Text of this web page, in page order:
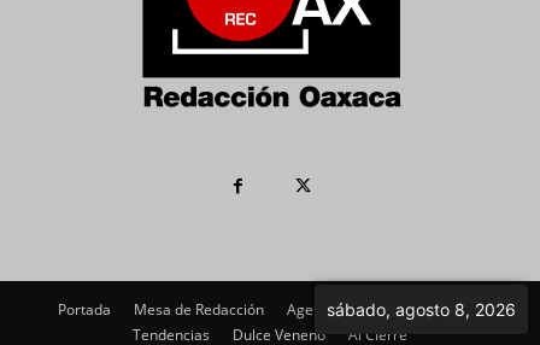
Portada Mesa de Redacción Agenda Política
Imagen
Tendencias
Dulce Veneno Al Cierre
sábado, agosto 8, 2026